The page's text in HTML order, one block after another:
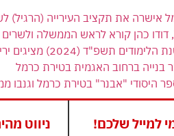
תקציב העירייה (הרגיל) לשנת 2024 בסך של 303
כהן קורא לראש הממשלה
ירידה בנתוני הזכאות לבגרות בטירת כרמל
בנייה ברחוב האגמית בטירת כרמל
היסודי "אבנר" בטירת כרמל וגנבו
למייל שלכם! ניווט